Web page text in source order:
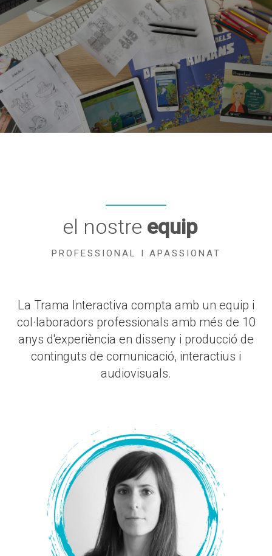
el nostre equip
PROFESSIONAL I APASSIONAT
La Trama Interactiva compta amb un equip i
col·laboradors professionals amb més de 10
anys d'experiència en disseny i producció de
continguts de comunicació, interactius i
audiovisuals.